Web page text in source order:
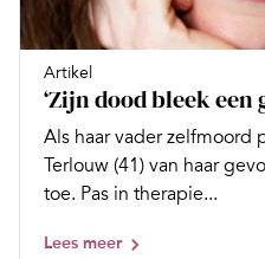
Artikel
‘Zijn dood bleek een
Als haar vader zelfmoord
Terlouw (41) van haar
toe. Pas in therapie...
Lees meer